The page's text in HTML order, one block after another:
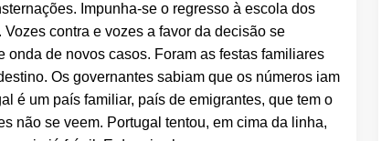
Impunha-se o regresso à escola dos
contra e vozes a favor da decisão se
onda de novos casos. Foram as festas familiares
Os governantes sabiam que os números iam
é um país familiar, país de emigrantes, que tem o
não se veem. Portugal tentou, em cima da linha,